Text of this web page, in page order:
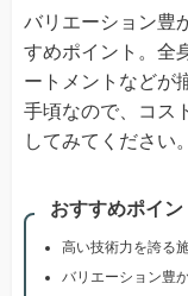
バリエーション豊
すめポイント。全
ートメントなどが
手頃なので、コス
してみてください。
おすすめポイン
高い技術力を誇る
バリエーション豊